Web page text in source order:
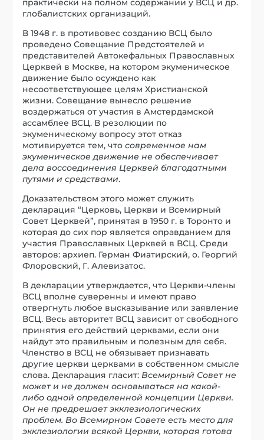
практически на полном содержании у ВСЦ и др.
глобалистских организаций.
В 1948 г. в противовес созданию ВСЦ было
проведено Совещание Предстоятелей и
представителей Автокефальных Православных
Церквей в Москве, на котором экуменическое
движение было осуждено как
несоответствующее целям Христианской
жизни. Совещание вынесло решение
воздержаться от участия в Амстердамской
ассамблее ВСЦ. В резолюции по
экуменическому вопросу этот отказ
мотивируется тем, чтосовременное нам
экуменическое движение не обеспечивает
дела воссоединения Церквей благодатными
путями и средствами.
Доказательством этого может служить
декларация “Церковь, Церкви и Всемирный
Совет Церквей”, принятая в 1950 г. в Торонто и
которая до сих пор является оправданием для
участия Православных Церквей в ВСЦ. Среди
авторов: архиеп. Герман Фиатирский, о. Георгий
Флоровский, Г. Алевизатос.
В декларации утверждается, что Церкви-члены
ВСЦ вполне суверенны и имеют право
отвергнуть любое высказывание или заявление
ВСЦ. Весь авторитет ВСЦ зависит от свободного
принятия его действий церквами, если они
найдут это правильным и полезным для себя.
Членство в ВСЦ не обязывает признавать
другие церкви церквами в собственном смысле
слова. Декларация гласит:Всемирный Совет не
может и не должен основываться на какой-
либо одной определенной концепции Церкви.
Он не предрешает экклезиологических
проблем. Во Всемирном Совете есть место для
экклезиологии всякой Церкви, которая готова